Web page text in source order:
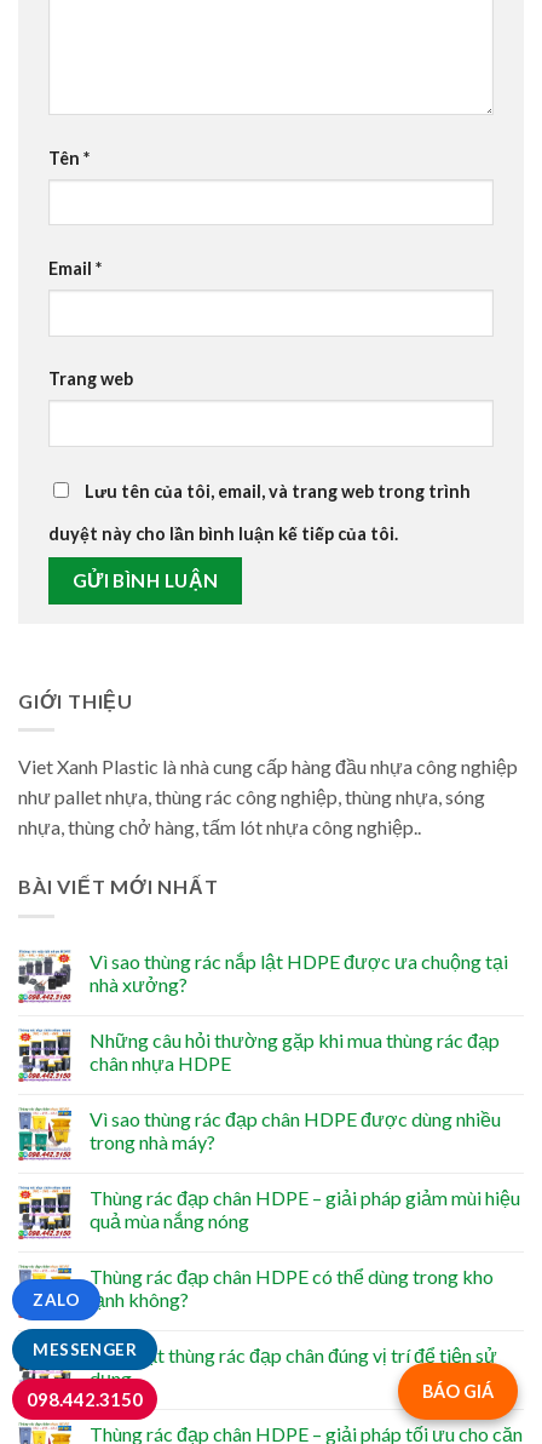
Tên *
Email *
Trang web
Lưu tên của tôi, email, và trang web trong trình
duyệt này cho lần bình luận kế tiếp của tôi.
GIỚI THIỆU
Viet Xanh Plastic là nhà cung cấp hàng đầu nhựa công nghiệp
như pallet nhựa, thùng rác công nghiệp, thùng nhựa, sóng
nhựa, thùng chở hàng, tấm lót nhựa công nghiệp..
BÀI VIẾT MỚI NHẤT
Vì sao thùng rác nắp lật HDPE được ưa chuộng tại
nhà xưởng?
Những câu hỏi thường gặp khi mua thùng rác đạp
chân nhựa HDPE
Vì sao thùng rác đạp chân HDPE được dùng nhiều
trong nhà máy?
Thùng rác đạp chân HDPE – giải pháp giảm mùi hiệu
quả mùa nắng nóng
Thùng rác đạp chân HDPE có thể dùng trong kho
lạnh không?
Cách đặt thùng rác đạp chân đúng vị trí để tiện sử
dụng
Thùng rác đạp chân HDPE – giải pháp tối ưu cho căn
BÁO GIÁ
MESSENGER
ZALO
098.442.3150